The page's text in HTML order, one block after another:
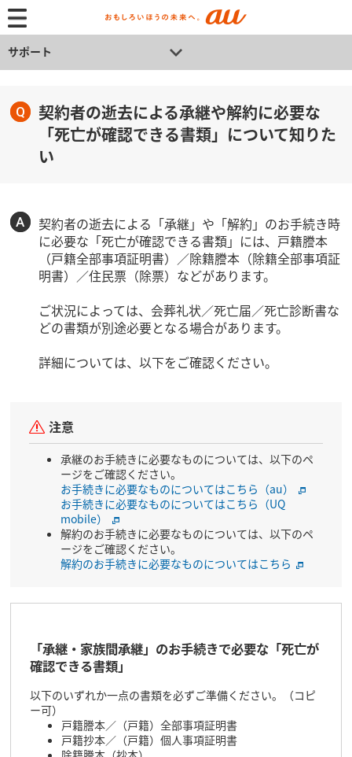
サポート
契約者の逝去による承継や解約に必要な
「死亡が確認できる書類」について知りた
い
契約者の逝去による「承継」や「解約」のお手続き時
に必要な「死亡が確認できる書類」には、戸籍謄本
（戸籍全部事項証明書）／除籍謄本（除籍全部事項証
明書）／住民票（除票）などがあります。
ご状況によっては、会葬礼状／死亡届／死亡診断書な
どの書類が別途必要となる場合があります。
詳細については、以下をご確認ください。
注意
承継のお手続きに必要なものについては、以下のペ
ージをご確認ください。
お手続きに必要なものについてはこちら（au）
お手続きに必要なものについてはこちら（UQ
mobile）
解約のお手続きに必要なものについては、以下のペ
ージをご確認ください。
解約のお手続きに必要なものについてはこちら
「承継・家族間承継」のお手続きで必要な「死亡が
確認できる書類」
以下のいずれか一点の書類を必ずご準備ください。（コピ
ー可）
戸籍謄本／（戸籍）全部事項証明書
戸籍抄本／（戸籍）個人事項証明書